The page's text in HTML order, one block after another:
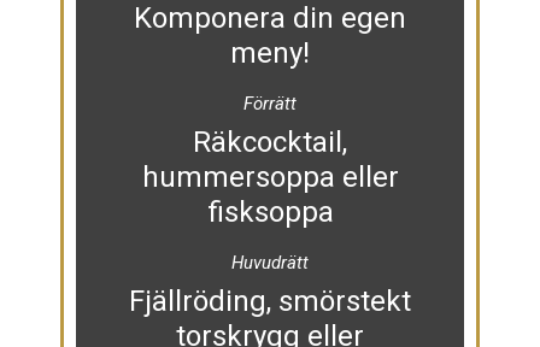
Komponera din egen
meny!
Förrätt
Räkcocktail,
hummersoppa eller
fisksoppa
Huvudrätt
Fjällröding, smörstekt
torskrygg eller